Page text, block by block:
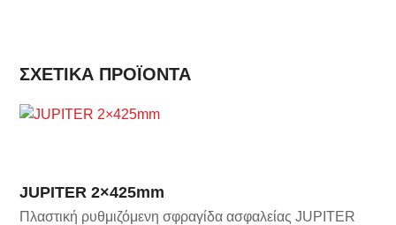
ΣΧΕΤΙΚΆ ΠΡΟΪΌΝΤΑ
JUPITER 2×425mm
Πλαστική ρυθμιζόμενη σφραγίδα ασφαλείας JUPITER